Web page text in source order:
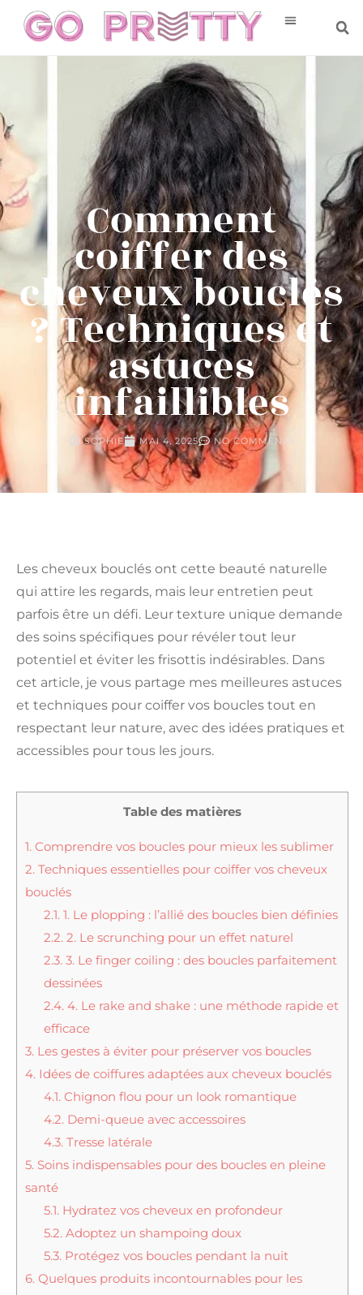
Comment
coiffer des
cheveux bouclés
? Techniques et
astuces
infaillibles
SOPHIE MAI 4, 2025 NO COMMENTS
Les cheveux bouclés ont cette beauté naturelle
qui attire les regards, mais leur entretien peut
parfois être un défi. Leur texture unique demande
des soins spécifiques pour révéler tout leur
potentiel et éviter les frisottis indésirables. Dans
cet article, je vous partage mes meilleures astuces
et techniques pour coiffer vos boucles tout en
respectant leur nature, avec des idées pratiques et
accessibles pour tous les jours.
Table des matières
1. Comprendre vos boucles pour mieux les sublimer
2. Techniques essentielles pour coiffer vos cheveux
bouclés
2.1. 1. Le plopping : l’allié des boucles bien définies
2.2. 2. Le scrunching pour un effet naturel
2.3. 3. Le finger coiling : des boucles parfaitement
dessinées
2.4. 4. Le rake and shake : une méthode rapide et
efficace
3. Les gestes à éviter pour préserver vos boucles
4. Idées de coiffures adaptées aux cheveux bouclés
4.1. Chignon flou pour un look romantique
4.2. Demi-queue avec accessoires
4.3. Tresse latérale
5. Soins indispensables pour des boucles en pleine
santé
5.1. Hydratez vos cheveux en profondeur
5.2. Adoptez un shampoing doux
5.3. Protégez vos boucles pendant la nuit
6. Quelques produits incontournables pour les